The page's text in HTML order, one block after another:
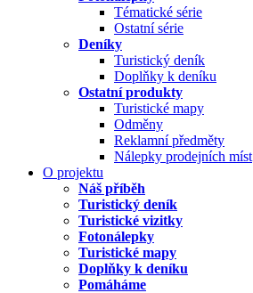
Tématické série
Ostatní série
Deníky
Turistický deník
Doplňky k deníku
Ostatní produkty
Turistické mapy
Odměny
Reklamní předměty
Nálepky prodejních míst
O projektu
Náš příběh
Turistický deník
Turistické vizitky
Fotonálepky
Turistické mapy
Doplňky k deníku
Pomáháme